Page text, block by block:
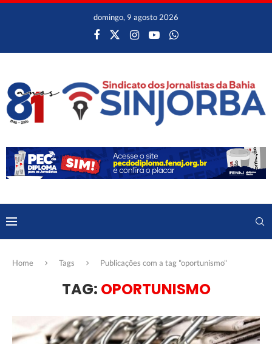
domingo, 9 agosto 2026
Home Tags Publicações com a tag "oportunismo"
TAG: OPORTUNISMO